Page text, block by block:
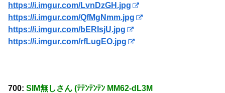
https://i.imgur.com/LvnDzGH.jpg
https://i.imgur.com/QfMgNmm.jpg
https://i.imgur.com/bERIsjU.jpg
https://i.imgur.com/rfLugEO.jpg
700: SIM無しさん (ﾃﾃﾝﾃﾝﾃﾝ MM62-dL3M